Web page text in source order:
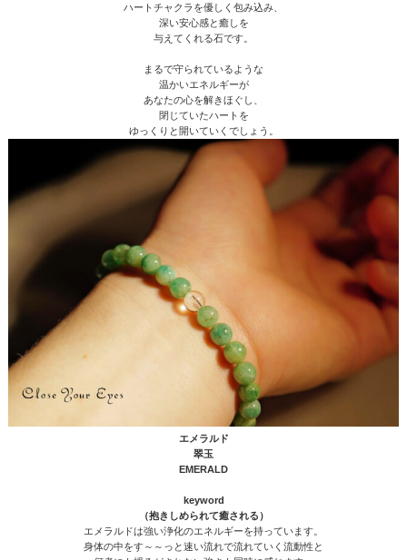
ハートチャクラを優しく包み込み、
深い安心感と癒しを
与えてくれる石です。
まるで守られているような
温かいエネルギーが
あなたの心を解きほぐし、
閉じていたハートを
ゆっくりと開いていくでしょう。
エメラルド
翠玉
EMERALD
keyword
（抱きしめられて癒される）
エメラルドは強い浄化のエネルギーを持っています。
身体の中をす～～っと速い流れで流れていく流動性と